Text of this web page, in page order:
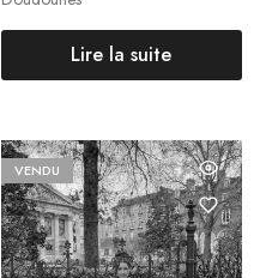
Lire la suite
VENDU